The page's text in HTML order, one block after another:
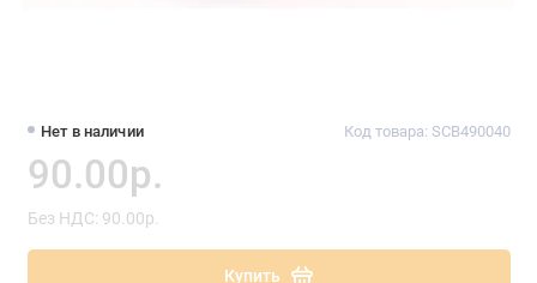
Нет в наличии Код товара: SCB490040
90.00р.
Без НДС: 90.00р.
Купить